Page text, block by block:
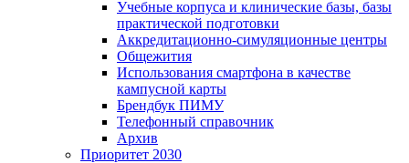
Учебные корпуса и клинические базы, базы
практической подготовки
Аккредитационно-симуляционные центры
Общежития
Использования смартфона в качестве
кампусной карты
Брендбук ПИМУ
Телефонный справочник
Архив
Приоритет 2030